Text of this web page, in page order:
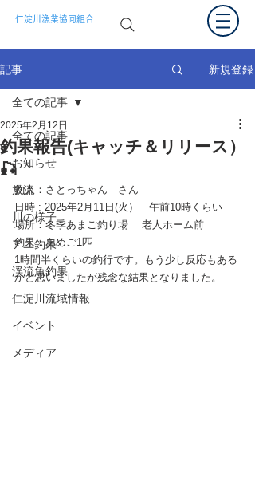
仁淀川漁業協同組合
記事 新規登録
全ての記事
お知らせ
放流
川の様子
アユ釣果
渓流魚釣果
仁淀川流域情報
イベント
メディア
全ての記事
釣果報告(キャッチ＆リリース）
🎣
2025年2月12日
釣人： さとっちゃん さん
日時 : 2025年2月11日(火）　午前10時くらい
場所：冬季あまご釣り場 老人ホーム前
釣果：あめご1匹
1時間半くらいの釣行です。もう少し反応もある
かと思いましたが残念な結果となりました。